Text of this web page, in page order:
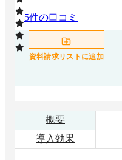
5件の口コミ
資料請求リストに追加
概要
導入効果